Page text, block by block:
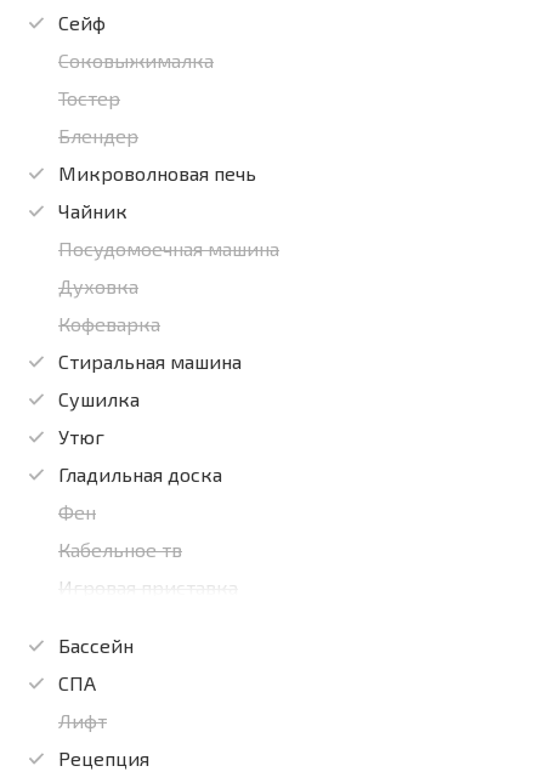
Сейф
Соковыжималка
Тостер
Блендер
Микроволновая печь
Чайник
Посудомоечная машина
Духовка
Кофеварка
Стиральная машина
Сушилка
Утюг
Гладильная доска
Фен
Кабельное тв
Игровая приставка
Бассейн
СПА
Лифт
Рецепция